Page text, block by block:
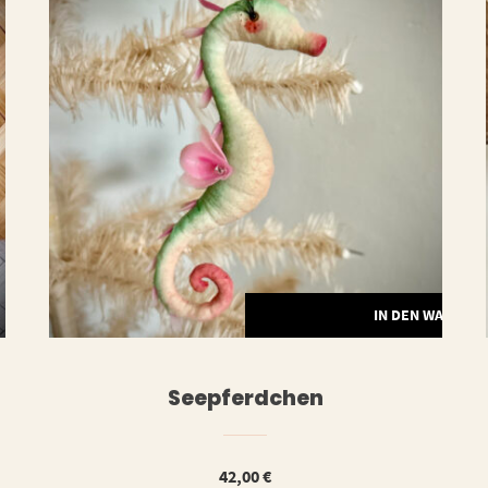
IN DEN
Seepferdchen
42,00€